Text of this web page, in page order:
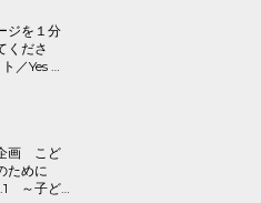
ジを１分
くださ
／Yes 共
海外ル
画 こど
ために
～子ど